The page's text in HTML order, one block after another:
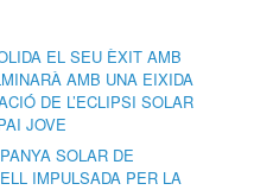
EL SEU ÈXIT AMB
AMB UNA EIXIDA
DE L’ECLIPSI SOLAR
JOVE
SOLAR DE
IMPULSADA PER LA